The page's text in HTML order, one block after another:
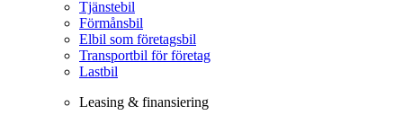
Tjänstebil
Förmånsbil
Elbil som företagsbil
Transportbil för företag
Lastbil
Leasing & finansiering